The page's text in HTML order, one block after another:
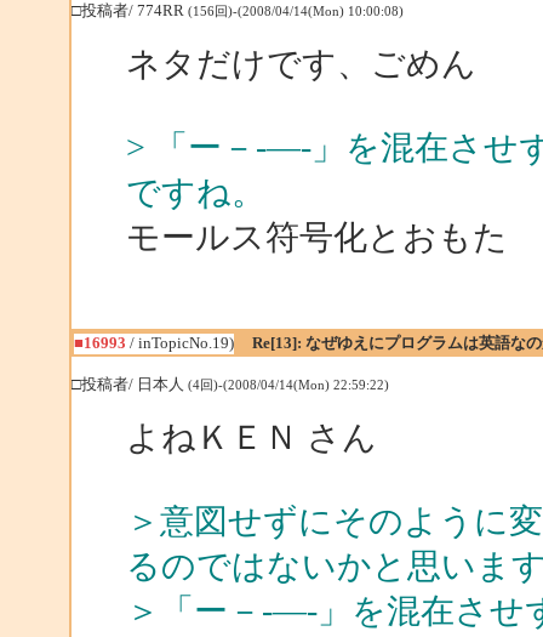
□投稿者/ 774RR (156回)-(2008/04/14(Mon) 10:00:08)
ネタだけです、ごめん
> 「ー－-―‐」を混在させ
ですね。
モールス符号化とおもた
■16993 / inTopicNo.19) Re[13]: なぜゆえにプログラムは英語な
□投稿者/ 日本人 (4回)-(2008/04/14(Mon) 22:59:22)
よねＫＥＮ さん
＞意図せずにそのように
るのではないかと思いま
＞「ー－-―‐」を混在さ